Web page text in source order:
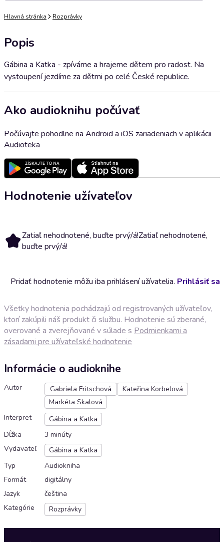
Hlavná stránka Rozprávky
Popis
Gábina a Katka - zpíváme a hrajeme dětem pro radost. Na
vystoupení jezdíme za dětmi po celé České republice.
Ako audioknihu počúvať
Počúvajte pohodlne na Android a iOS zariadeniach v aplikácii
Audioteka
Hodnotenie užívateľov
Zatiaľ nehodnotené, buďte prvý/á!Zatiaľ nehodnotené,
buďte prvý/á!
Pridať hodnotenie môžu iba prihlásení užívatelia. Prihlásiť sa
Všetky hodnotenia pochádzajú od registrovaných užívateľov,
ktorí zakúpili náš produkt či službu. Hodnotenie sú zberané,
overované a zverejňované v súlade s Podmienkami a
zásadami pre užívateľské hodnotenie
Informácie o audioknihe
Autor Gabriela Fritschová
Kateřina Korbelová
Markéta Skalová
Interpret
Gábina a Katka
Dĺžka
3 minúty
Vydavateľ
Gábina a Katka
Typ
Audiokniha
Formát
digitálny
Jazyk
čeština
Kategórie
Rozprávky